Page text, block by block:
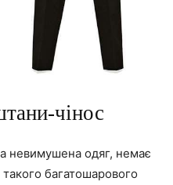
чінос
невимушена одяг, немає
багатошарового